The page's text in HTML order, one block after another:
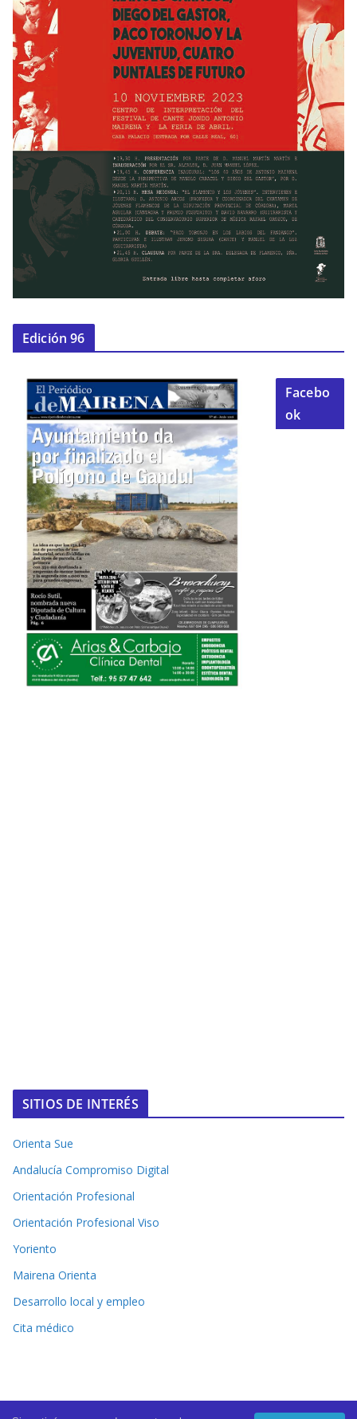
Edición 96
Facebo
ok
SITIOS DE INTERÉS
Orienta Sue
Andalucía Compromiso Digital
Orientación Profesional
Orientación Profesional Viso
Yoriento
Mairena Orienta
Desarrollo local y empleo
Cita médico